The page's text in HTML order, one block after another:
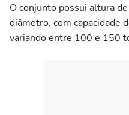
O conjunto possui altura
diâmetro, com capacidade
variando entre 100 e 150